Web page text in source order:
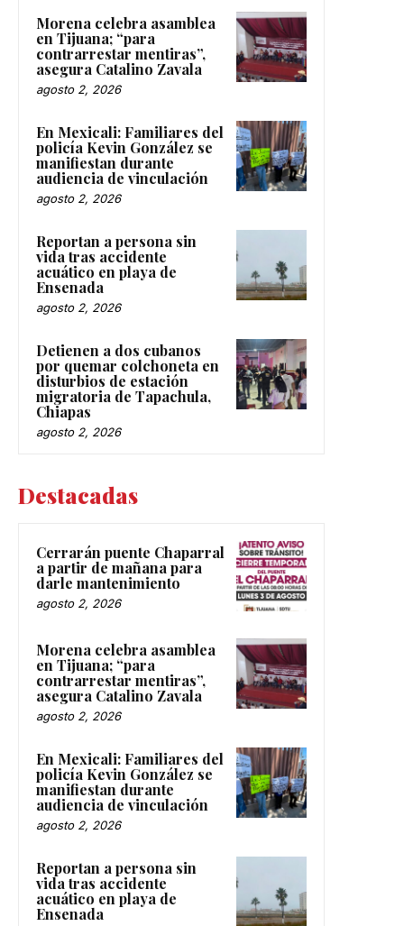
Morena celebra asamblea
en Tijuana; “para
contrarrestar mentiras”,
asegura Catalino Zavala
agosto 2, 2026
En Mexicali: Familiares del
policía Kevin González se
manifiestan durante
audiencia de vinculación
agosto 2, 2026
Reportan a persona sin
vida tras accidente
acuático en playa de
Ensenada
agosto 2, 2026
Detienen a dos cubanos
por quemar colchoneta en
disturbios de estación
migratoria de Tapachula,
Chiapas
agosto 2, 2026
Destacadas
Cerrarán puente Chaparral
a partir de mañana para
darle mantenimiento
agosto 2, 2026
Morena celebra asamblea
en Tijuana; “para
contrarrestar mentiras”,
asegura Catalino Zavala
agosto 2, 2026
En Mexicali: Familiares del
policía Kevin González se
manifiestan durante
audiencia de vinculación
agosto 2, 2026
Reportan a persona sin
vida tras accidente
acuático en playa de
Ensenada